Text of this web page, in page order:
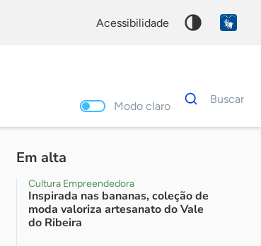
acessibilidade
Modo claro
Dados
para
Buscar
Em alta
Cultura Empreendedora
Inspirada nas bananas, coleção de
moda valoriza artesanato do Vale
do Ribeira